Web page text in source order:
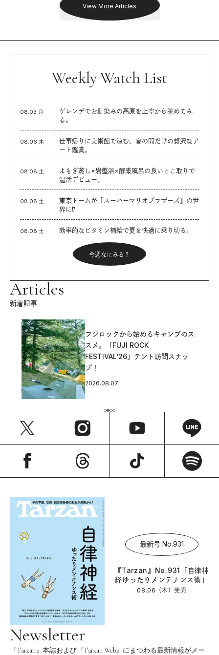
View More Articles
Weekly Watch List
08.03 月
ゲレンデでお馴染みの高原を上空から眺めてみ
る。
08.06 木
仕事帰りに美術館で涼む、夏の間だけの贅沢なア
ート鑑賞。
08.08 土
よもぎ蒸し×岩盤浴×酵素風呂の良いとこ取りで
温活デビュー。
08.08 土
東京ドームが『スーパーマリオブラザーズ』の世
界に⁉︎
08.08 土 効率的なビタミン補給で夏を快適に乗り切る。
今週なにみる？
Articles
新着記事
フジロックから始めるキャンプのス
スメ。「FUJI ROCK
FESTIVAL’26」テント訪問スナッ
プ！
2026.08.07
最新号 No.931
『Tarzan』No.931「自律神
経ゆったりメンテナンス術」
08.06（木）発売
Newsletter
『Tarzan』本誌および『Tarzan Web』にまつわる最新情報がメー